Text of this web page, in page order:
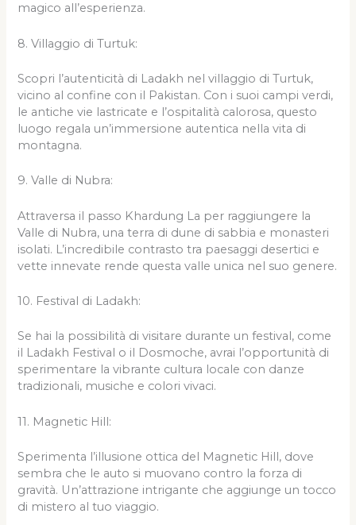
magico all’esperienza.
8. Villaggio di Turtuk:
Scopri l’autenticità di Ladakh nel villaggio di Turtuk,
vicino al confine con il Pakistan. Con i suoi campi verdi,
le antiche vie lastricate e l’ospitalità calorosa, questo
luogo regala un’immersione autentica nella vita di
montagna.
9. Valle di Nubra:
Attraversa il passo Khardung La per raggiungere la
Valle di Nubra, una terra di dune di sabbia e monasteri
isolati. L’incredibile contrasto tra paesaggi desertici e
vette innevate rende questa valle unica nel suo genere.
10. Festival di Ladakh:
Se hai la possibilità di visitare durante un festival, come
il Ladakh Festival o il Dosmoche, avrai l’opportunità di
sperimentare la vibrante cultura locale con danze
tradizionali, musiche e colori vivaci.
11. Magnetic Hill:
Sperimenta l’illusione ottica del Magnetic Hill, dove
sembra che le auto si muovano contro la forza di
gravità. Un’attrazione intrigante che aggiunge un tocco
di mistero al tuo viaggio.